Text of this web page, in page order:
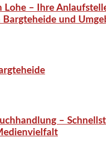
Lohe – Ihre
Bargteheide und
–